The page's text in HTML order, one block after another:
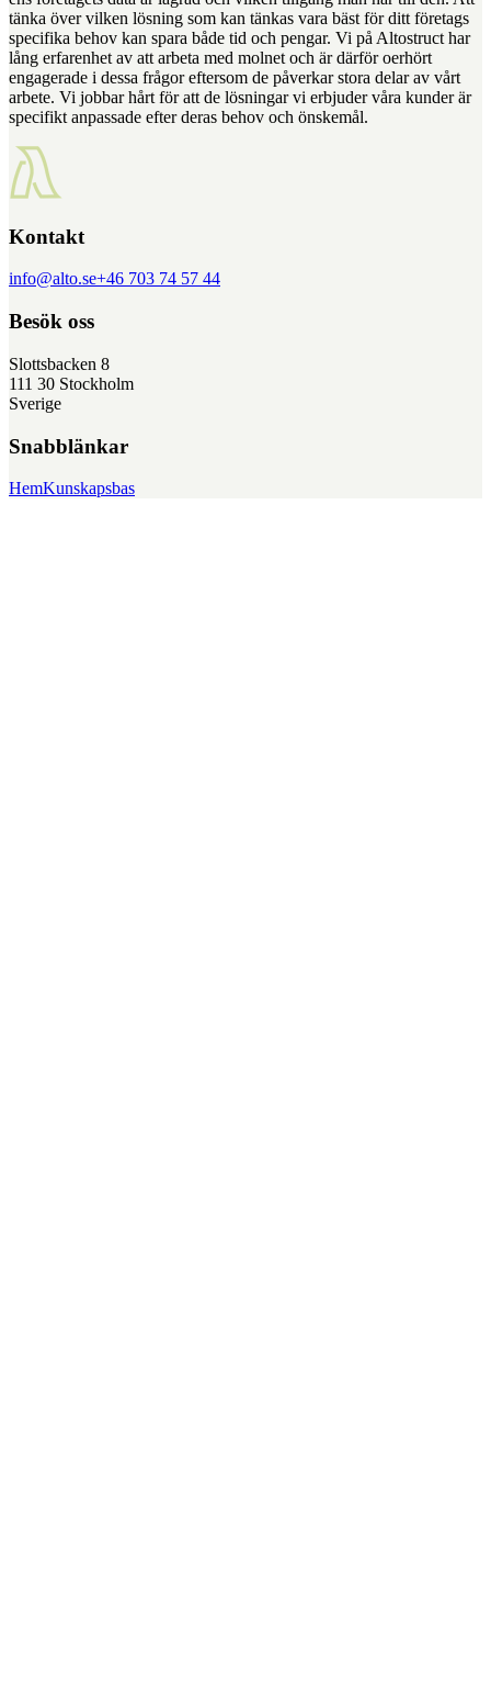
tänka över vilken lösning som kan tänkas vara bäst för ditt företags
specifika behov kan spara både tid och pengar. Vi på Altostruct har
lång erfarenhet av att arbeta med molnet och är därför oerhört
engagerade i dessa frågor eftersom de påverkar stora delar av vårt
arbete. Vi jobbar hårt för att de lösningar vi erbjuder våra kunder är
specifikt anpassade efter deras behov och önskemål.
Kontakt
info@alto.se+46 703 74 57 44
Besök oss
Slottsbacken 8
111 30 Stockholm
Sverige
Snabblänkar
HemKunskapsbas